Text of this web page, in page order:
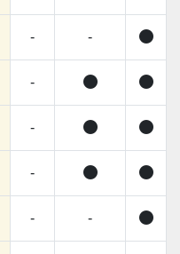
- -
-
-
-
- -